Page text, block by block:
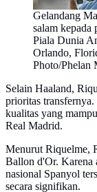
Gelandang
salam kepada
Piala Dunia
Orlando,
Photo/Phelan
Selain Haaland,
prioritas
kualitas yang
Real Madrid.
Menurut Riquelme,
Ballon d'Or. Karena
nasional Spanyol
secara signifikan.